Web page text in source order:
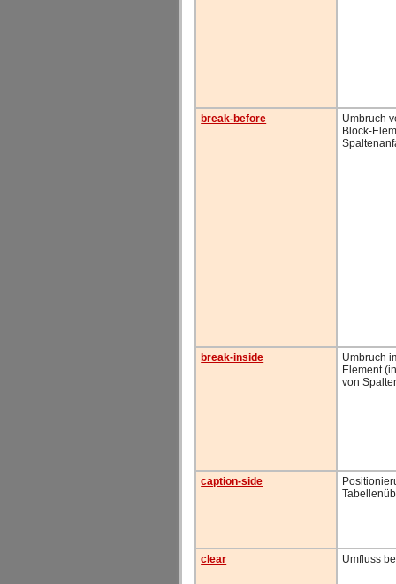
break-before
Umbruch
Block-
break-inside
Umbruch
Element
von
caption-side
clear Umfluss